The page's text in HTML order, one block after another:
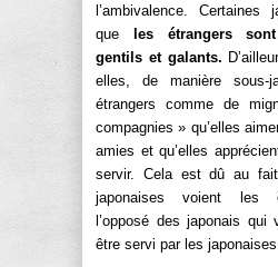
l’ambivalence. Certaines
que
les étrangers
gentils et galants.
elles, de manière sous-
étrangers comme de
compagnies » qu’elles
amies et qu’elles
servir. Cela est dû au
japonaises voient les
l’opposé des japonais qui
être servi par les japonaises.